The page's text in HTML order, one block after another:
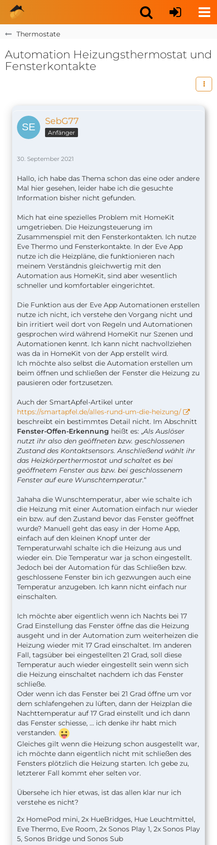
Thermostate
Automation Heizungsthermostat und
Fensterkontakte
SebG77
Anfänger
30. September 2021
Hallo, ich habe das Thema schon das eine oder andere
Mal hier gesehen, leider habe ich die gesuchte
Information bisher nicht gefunden.
Mich hat eine spezielles Problem mit HomeKit
umgetrieben. Die Heizungsteuerung im
Zusammenspiel mit den Fensterkontakten. Ich nutze
Eve Thermo und Fensterkontakte. In der Eve App
nutze ich die Heizpläne, die funktionieren nach
meinem Verständnis gleichwertig mit den
Automation aus HomeKit, sind aber wesentlich
schneller und komfortabler eingerichtet.
Die Funktion aus der Eve App Automationen erstellen
nutze ich nicht, ich verstehe den Vorgang nicht und
bin irritiert weil dort von Regeln und Automationen
gesprochen wird während HomeKit nur Szenen und
Automationen kennt. Ich kann nicht nachvollziehen
was da in HomeKit von der App erstellt wird.
Ich möchte also selbst die Automation erstellen um
beim öffnen und schließen der Fenster die Heizung zu
pausieren oder fortzusetzen.
Auch der SmartApfel-Artikel unter
https://smartapfel.de/alles-rund-um-die-heizung/
beschreibt ein bestimmtes Detail nicht. Im Abschnitt
Fenster-Offen-Erkennung heißt es: „Als Auslöser
nutzt ihr also den geöffneten bzw. geschlossenen
Zustand des Kontaktsensors. Anschließend wählt ihr
das Heizkörperthermostat und schaltet es bei
geöffnetem Fenster aus bzw. bei geschlossenem
Fenster auf eure Wunschtemperatur.“
Jahaha die Wunschtemperatur, aber wie schalte ich
die Heizung mit einer Automation einfach nur wieder
ein bzw. auf den Zustand bevor das Fenster geöffnet
wurde? Manuell geht das easy in der Home App,
einfach auf den kleinen Knopf unter der
Temperaturwahl schalte ich die Heizung aus und
wieder ein. Die Temperatur war ja schon eingestellt.
Jedoch bei der Automation für das Schließen bzw.
geschlossene Fenster bin ich gezwungen auch eine
Temperatur anzugeben. Ich kann nicht einfach nur
einschalten.
Ich möchte aber eigentlich wenn ich Nachts bei 17
Grad Einstellung das Fenster öffne das die Heizung
ausgeht und in der Automation zum weiterheizen die
Heizung wieder mit 17 Grad einschaltet. Im anderen
Fall, tagsüber bei eingestellten 21 Grad, soll diese
Temperatur auch wieder eingestellt sein wenn sich
die Heizung einschaltet nachdem ich das Fenster
schließe.
Oder wenn ich das Fenster bei 21 Grad öffne um vor
dem schlafengehen zu lüften, dann der Heizplan die
Nachttemperatur auf 17 Grad einstellt und ich dann
das Fenster schiesse, … ich denke ihr habt mich
verstanden.
Gleiches gilt wenn die Heizung schon ausgestellt war,
ich möchte dann eigentlich nicht mit schließen des
Fensters plötzlich die Heizung starten. Ich gebe zu,
letzterer Fall kommt eher selten vor.
Übersehe ich hier etwas, ist das allen klar nur ich
verstehe es nicht?
2x HomePod mini, 2x HueBridges, Hue Leuchtmittel,
Eve Thermo, Eve Room, 2x Sonos Play 1, 2x Sonos Play
5, Sonos Bridge und Sonos Sub